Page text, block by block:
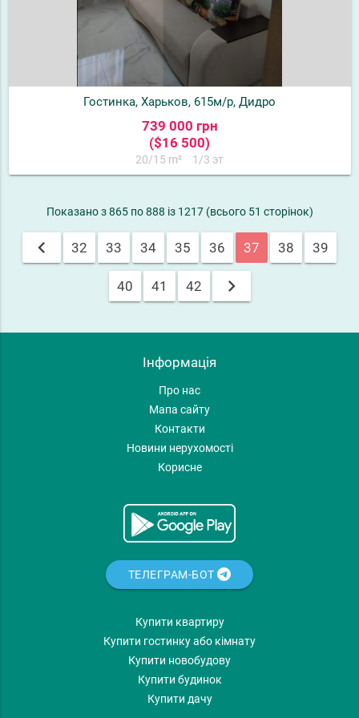
Гостинка, Харьков, 615м/р, Дидро
739 000 грн
($16 500)
20/15 m² 1/3 эт
Показано з 865 по 888 із 1217 (всього 51 сторінок)
chevron_left 32 33 34 35 36 37 38 39
40 41 42 chevron_right
Інформація
Про нас
Мапа сайту
Контакти
Новини нерухомості
Корисне
ТЕЛЕГРАМ-БОТ
Купити квартиру
Купити гостинку або кімнату
Купити новобудову
Купити будинок
Купити дачу